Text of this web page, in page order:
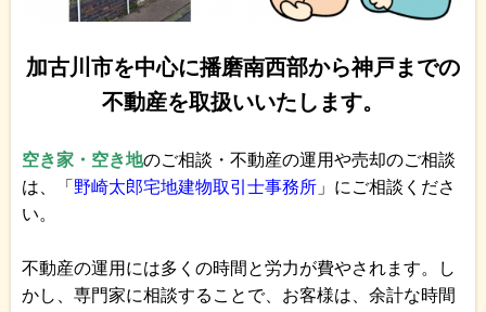
加古川市を中心に播磨南西部から神戸までの
不動産を取扱いいたします。
空き家・空き地のご相談・不動産の運用や売却のご相談
は、「 野崎太郎宅地建物取引士事務所 」にご相談くださ
い。
不動産の運用には多くの時間と労力が費やされます。し
かし、専門家に相談することで、お客様は、余計な時間